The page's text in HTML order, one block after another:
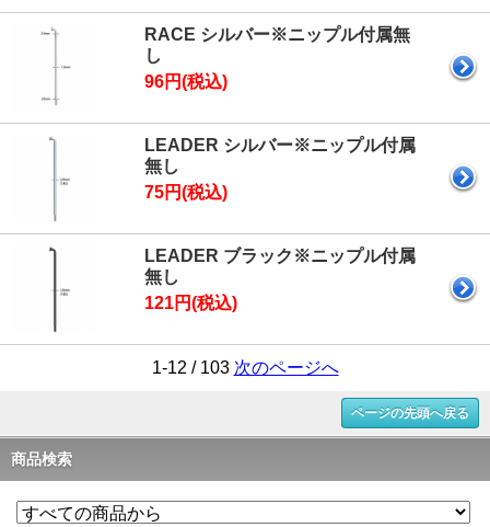
RACE シルバー※ニップル付属無
し
96円(税込)
LEADER シルバー※ニップル付属
無し
75円(税込)
LEADER ブラック※ニップル付属
無し
121円(税込)
1-12 / 103 次のページへ
ページの先頭へ戻る
商品検索